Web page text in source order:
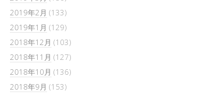
2019年2月 (133)
2019年1月 (129)
2018年12月 (103)
2018年11月 (127)
2018年10月 (136)
2018年9月 (153)